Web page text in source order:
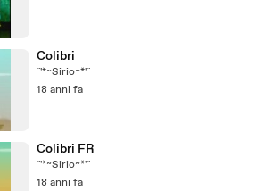
Colibri
¨'*~Sirio~*'¨
18 anni fa
Colibri FR
¨'*~Sirio~*'¨
18 anni fa